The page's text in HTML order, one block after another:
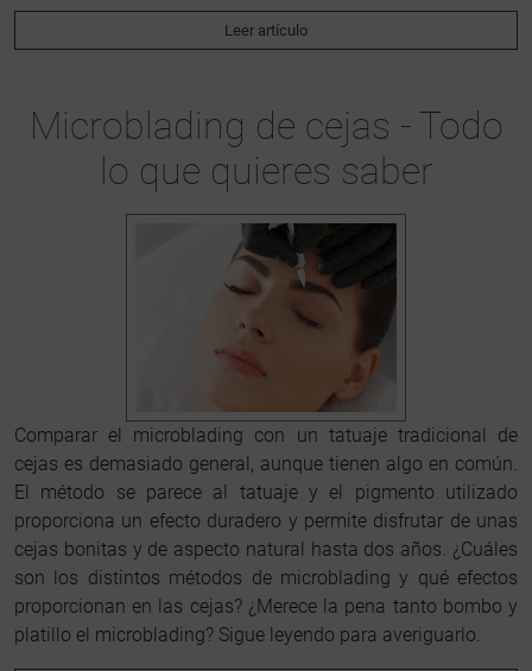
Leer artículo
Microblading de cejas - Todo
lo que quieres saber
Comparar el microblading con un tatuaje tradicional de
cejas es demasiado general, aunque tienen algo en común.
El método se parece al tatuaje y el pigmento utilizado
proporciona un efecto duradero y permite disfrutar de unas
cejas bonitas y de aspecto natural hasta dos años. ¿Cuáles
son los distintos métodos de microblading y qué efectos
proporcionan en las cejas? ¿Merece la pena tanto bombo y
platillo el microblading? Sigue leyendo para averiguarlo.